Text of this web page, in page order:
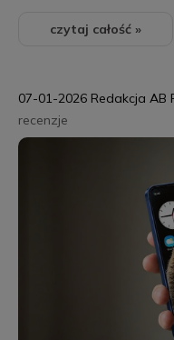
czytaj całość »
07-01-2026 Redakcja AB
recenzje